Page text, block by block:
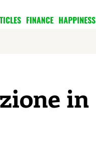
FINANCE HAPPINESS
in